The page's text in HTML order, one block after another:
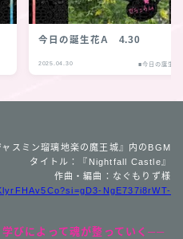
今日の誕生花A 4.30
2025.04.30 ■今日の誕生花
ャスミン瑠璃地楽の魔王城』内のBGM
タイトル：『Nightfall Castle』
作曲・編曲：なぐもりず様
NgE737i8rWT-
びによって魂が整っていく──